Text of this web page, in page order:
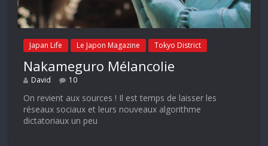
Japan Life Le Japon Magazine Tokyo District
Nakameguro Mélancolie
David 10
On revient aux sources ! Il est temps de laisser les
réseaux sociaux et leurs nouveaux algorithme
dictatoriaux un peu